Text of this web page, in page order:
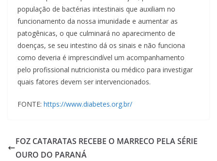
população de bactérias intestinais que auxiliam no
funcionamento da nossa imunidade e aumentar as
patogênicas, o que culminará no aparecimento de
doenças, se seu intestino dá os sinais e não funciona
como deveria é imprescindível um acompanhamento
pelo profissional nutricionista ou médico para investigar
quais fatores devem ser intervencionados.
FONTE: https://www.diabetes.org.br/
FOZ CATARATAS RECEBE O MARRECO PELA SÉRIE
OURO DO PARANÁ